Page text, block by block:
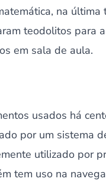
na
teodolitos para
em sala de aula.
usados há
por um sistema
utilizado por
tem uso na